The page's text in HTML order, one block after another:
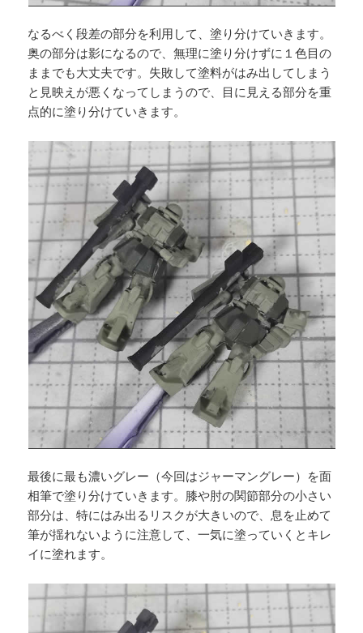
なるべく段差の部分を利用して、塗り分けていきます。
奥の部分は影になるので、無理に塗り分けずに１色目の
ままでも大丈夫です。失敗して塗料がはみ出してしまう
と見映えが悪くなってしまうので、目に見える部分を重
点的に塗り分けていきます。
最後に最も濃いグレー（今回はジャーマングレー）を面
相筆で塗り分けていきます。膝や肘の関節部分の小さい
部分は、特にはみ出るリスクが大きいので、息を止めて
筆が揺れないように注意して、一気に塗っていくとキレ
イに塗れます。